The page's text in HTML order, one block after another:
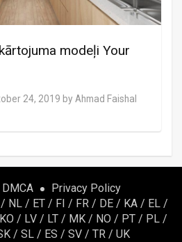
modeļi Your
24, 2019 by Ahmad Faishal
DMCA
Privacy Policy
NL/ ET/ FI / FR/ DE/ KA/ EL/
KO / LV/ LT/ MK/ NO / PT/ PL/
/ SL / ES / SV / TR / UK